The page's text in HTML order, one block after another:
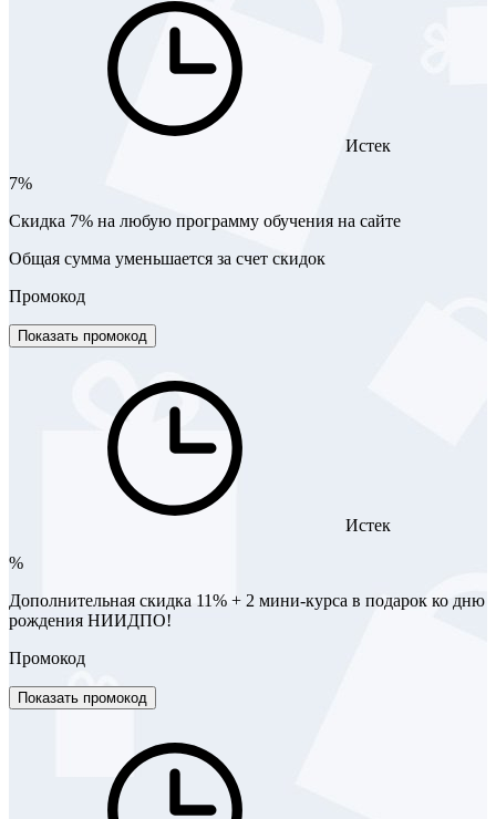
Истек
7%
Скидка 7% на любую программу обучения на сайте
Общая сумма уменьшается за счет скидок
Промокод
Показать промокод
Истек
%
Дополнительная скидка 11% + 2 мини-курса в подарок ко дню
рождения НИИДПО!
Промокод
Показать промокод